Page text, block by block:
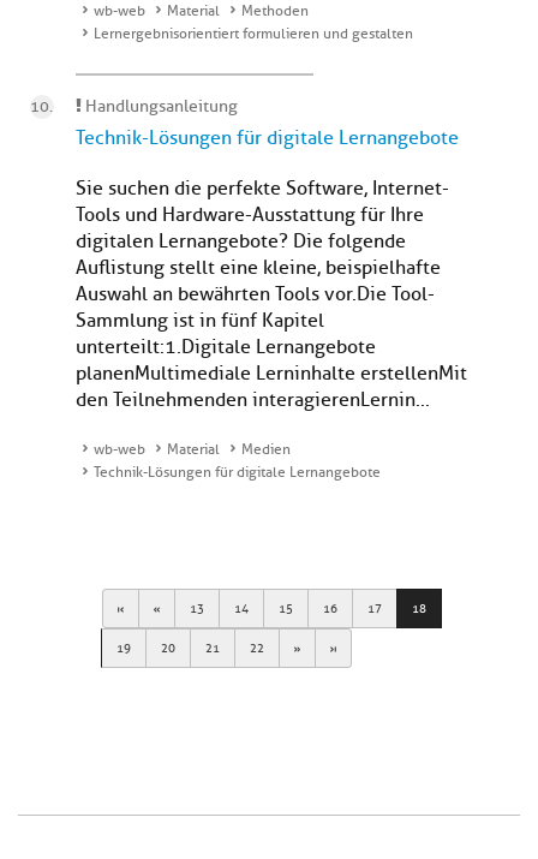
wb-web Material
Methoden
Lernergebnisorientiert formulieren und gestalten
Handlungsanleitung
Technik-Lösungen für digitale Lernangebote
Sie suchen die perfekte Software, Internet-
Tools und Hardware-Ausstattung für Ihre
digitalen Lernangebote? Die folgende
Auflistung stellt eine kleine, beispielhafte
Auswahl an bewährten Tools vor.Die Tool-
Sammlung ist in fünf Kapitel
unterteilt:1.Digitale Lernangebote
planenMultimediale Lerninhalte erstellenMit
den Teilnehmenden interagierenLernin...
wb-web Material
Medien
Technik-Lösungen für digitale Lernangebote
First Previous
13 14 15 16 17 18
19 20 21 22 Next Last